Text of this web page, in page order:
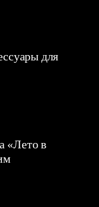
для
«Лето в